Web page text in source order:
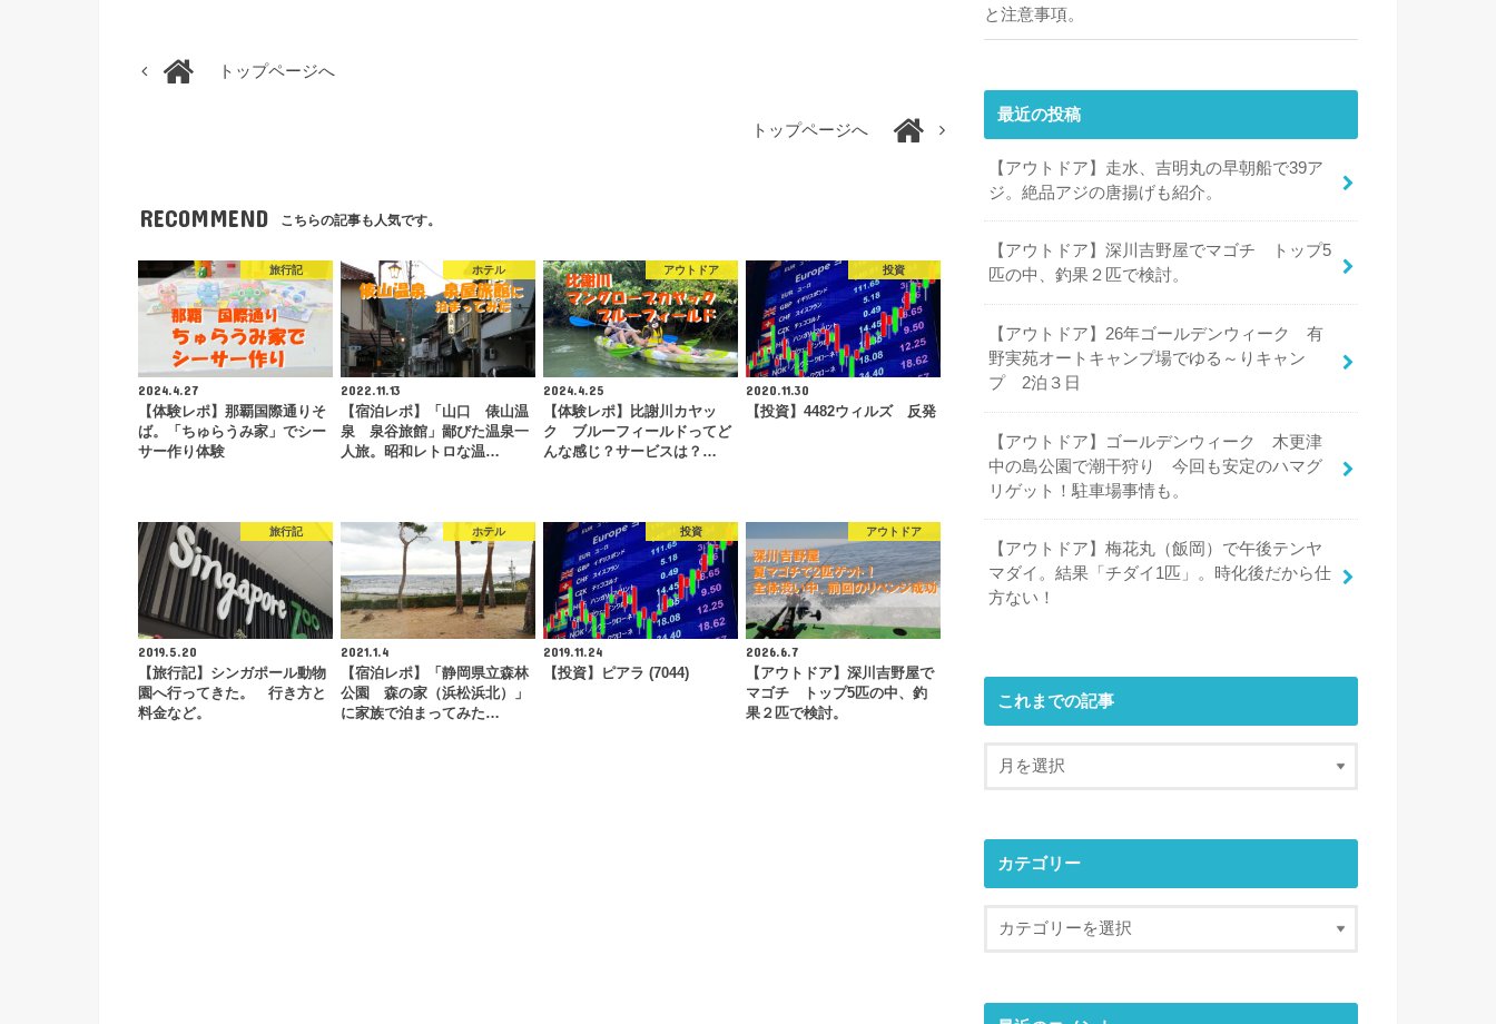
トップページへ
トップページへ
RECOMMEND こちらの記事も人気です。
旅行記
2024.4.27
【体験レポ】那覇国際通りそ
ば。「ちゅらうみ家」でシー
サー作り体験
ホテル
2022.11.13
【宿泊レポ】「山口 俵山温
泉 泉谷旅館」鄙びた温泉一
人旅。昭和レトロな温…
アウトドア
2024.4.25
【体験レポ】比謝川カヤッ
ク ブルーフィールドってど
んな感じ？サービスは？…
投資
2020.11.30
【投資】4482ウィルズ 反発
旅行記
2019.5.20
【旅行記】シンガポール動物
園へ行ってきた。 行き方と
料金など。
ホテル
2021.1.4
【宿泊レポ】「静岡県立森林
公園 森の家（浜松浜北）」
に家族で泊まってみた…
投資
2019.11.24
【投資】ピアラ (7044)
アウトドア
2026.6.7
【アウトドア】深川吉野屋で
マゴチ トップ5匹の中、釣
果２匹で検討。
と注意事項。
最近の投稿
【アウトドア】走水、吉明丸の早朝船で39ア
ジ。絶品アジの唐揚げも紹介。
【アウトドア】深川吉野屋でマゴチ トップ5
匹の中、釣果２匹で検討。
【アウトドア】26年ゴールデンウィーク 有
野実苑オートキャンプ場でゆる～りキャン
プ 2泊３日
【アウトドア】ゴールデンウィーク 木更津
中の島公園で潮干狩り 今回も安定のハマグ
リゲット！駐車場事情も。
【アウトドア】梅花丸（飯岡）で午後テンヤ
マダイ。結果「チダイ1匹」。時化後だから仕
方ない！
これまでの記事
カテゴリー